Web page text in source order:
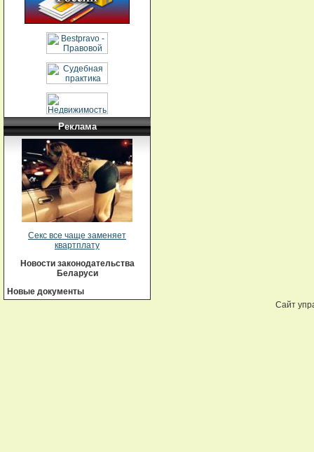
Реклама
Секс все чаще заменяет
квартплату
Новости законодательства
Беларуси
Новые документы
Сайт